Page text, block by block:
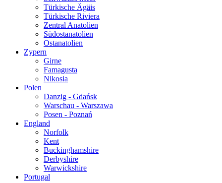
Türkische Ägäis
Türkische Riviera
Zentral Anatolien
Südostanatolien
Ostanatolien
Zypern
Girne
Famagusta
Nikosia
Polen
Danzig - Gdańsk
Warschau - Warszawa
Posen - Poznań
England
Norfolk
Kent
Buckinghamshire
Derbyshire
Warwickshire
Portugal